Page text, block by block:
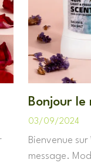
Bonjour le
03/09/2024
Bienvenue
message.